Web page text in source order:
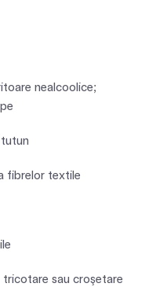
nealcoolice;
fibrelor textile
sau croşetare